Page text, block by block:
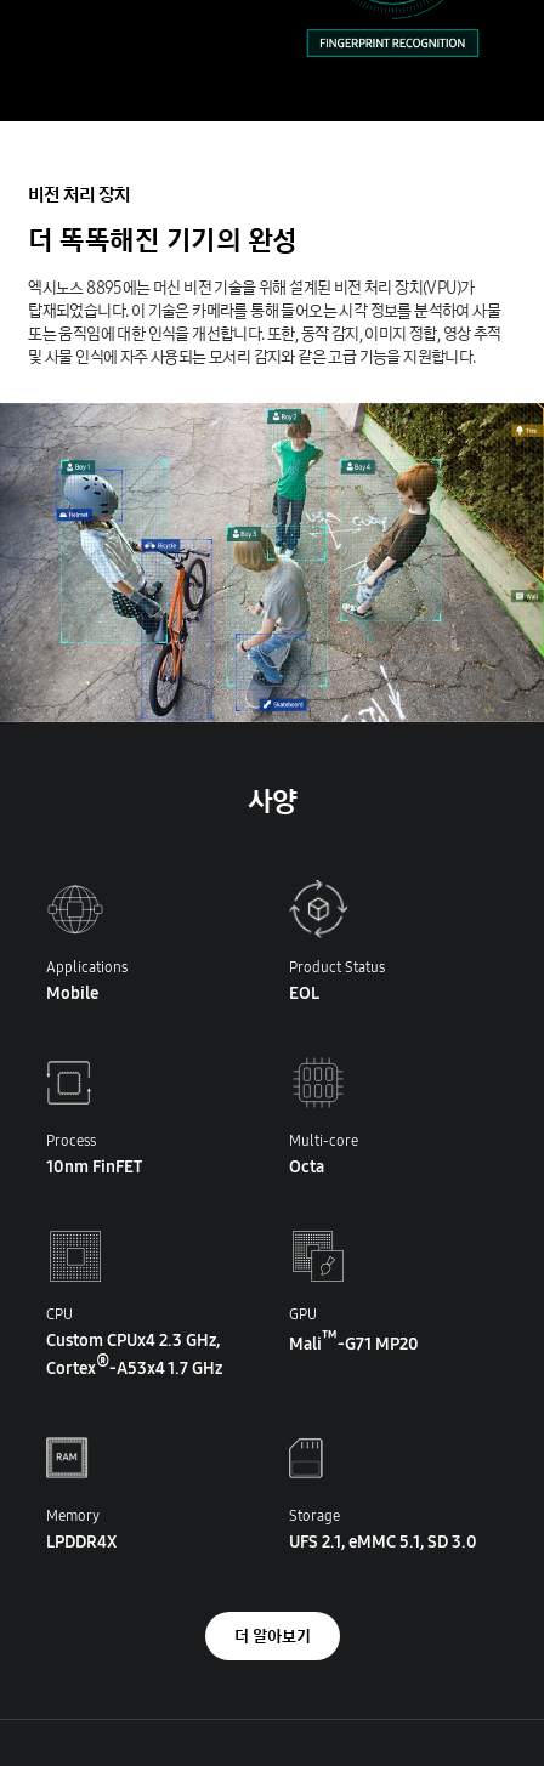
비전처리장치
더 똑똑해진 기기의 완성
엑시노스 8895에는 머신 비전 기술을 위해 설계된 비전 처리 장치(VPU)가
탑재되었습니다. 이 기술은 카메라를 통해 들어오는 시각 정보를 분석하여 사물
또는 움직임에 대한 인식을 개선합니다. 또한, 동작 감지, 이미지 정합, 영상 추적
및 사물 인식에 자주 사용되는 모서리 감지와 같은 고급 기능을 지원합니다.
사양
Applications
Mobile
Product Status
EOL
Process
10nm FinFET
Multi-core
Octa
CPU
Custom CPUx4 2.3 GHz,
Cortex®-A53x4 1.7 GHz
GPU
Mali™-G71 MP20
Memory
LPDDR4X
Storage
UFS 2.1, eMMC 5.1, SD 3.0
더 알아보기